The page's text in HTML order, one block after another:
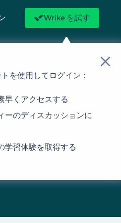
Wrike を試す
を使用してログイン：
早くアクセスする
ーのディスカッションに
学習体験を取得する